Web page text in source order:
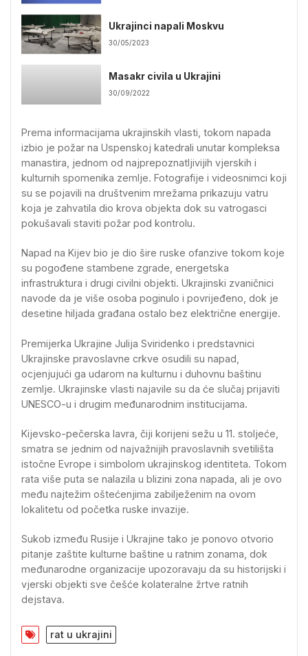
Ukrajinci napali Moskvu
30/05/2023
Masakr civila u Ukrajini
30/09/2022
Prema informacijama ukrajinskih vlasti, tokom napada
izbio je požar na Uspenskoj katedrali unutar kompleksa
manastira, jednom od najprepoznatljivijih vjerskih i
kulturnih spomenika zemlje. Fotografije i videosnimci koji
su se pojavili na društvenim mrežama prikazuju vatru
koja je zahvatila dio krova objekta dok su vatrogasci
pokušavali staviti požar pod kontrolu.
Napad na Kijev bio je dio šire ruske ofanzive tokom koje
su pogođene stambene zgrade, energetska
infrastruktura i drugi civilni objekti. Ukrajinski zvaničnici
navode da je više osoba poginulo i povrijeđeno, dok je
desetine hiljada građana ostalo bez električne energije.
Premijerka Ukrajine Julija Sviridenko i predstavnici
Ukrajinske pravoslavne crkve osudili su napad,
ocjenjujući ga udarom na kulturnu i duhovnu baštinu
zemlje. Ukrajinske vlasti najavile su da će slučaj prijaviti
UNESCO-u i drugim međunarodnim institucijama.
Kijevsko-pečerska lavra, čiji korijeni sežu u 11. stoljeće,
smatra se jednim od najvažnijih pravoslavnih svetilišta
istočne Evrope i simbolom ukrajinskog identiteta. Tokom
rata više puta se nalazila u blizini zona napada, ali je ovo
među najtežim oštećenjima zabilježenim na ovom
lokalitetu od početka ruske invazije.
Sukob između Rusije i Ukrajine tako je ponovo otvorio
pitanje zaštite kulturne baštine u ratnim zonama, dok
međunarodne organizacije upozoravaju da su historijski i
vjerski objekti sve češće kolateralne žrtve ratnih
dejstava.
rat u ukrajini